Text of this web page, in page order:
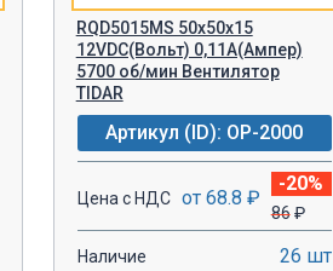
RQD5015MS 50x50x15
12VDC(Вольт) 0,11А(Ампер)
5700 об/мин Вентилятор
TIDAR
Артикул (ID): OP-2000
Цена с НДС от 68.8 ₽
-20%
86₽
Наличие 26 шт